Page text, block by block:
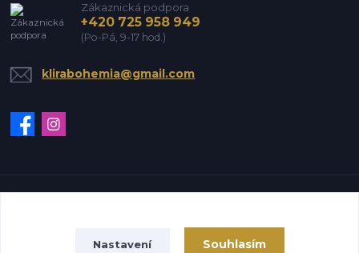
Zákaznická podpora
+420 725 958 949
(Po-Pá, 9-17 hod.)
klirabohemia@gmail.com
Nastavení Souhlasím